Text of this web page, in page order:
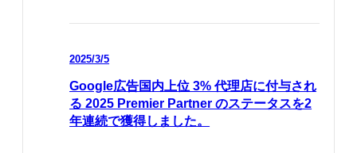
2025/3/5
Google広告国内上位 3% 代理店に付与され
る 2025 Premier Partner のステータスを2
年連続で獲得しました。